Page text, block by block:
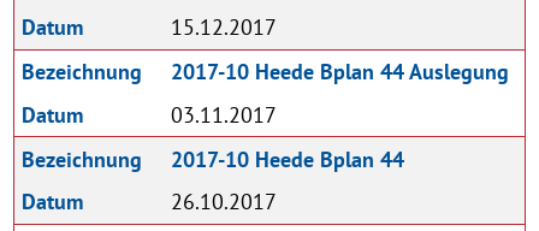
Datum 15.12.2017
Datum 03.11.2017
Bezeichnung 2017-10 Heede Bplan 44 Auslegung
Datum 26.10.2017
Bezeichnung 2017-10 Heede Bplan 44